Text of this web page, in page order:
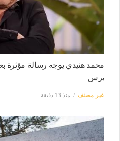
محمد هنيدي يوجه رسالة مؤثرة
برس
غير مصنف منذ 13 دقيقة